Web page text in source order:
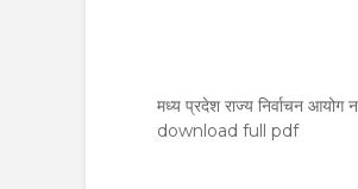
मध्य प्रदेश राज्य निर्वाचन
download full pdf